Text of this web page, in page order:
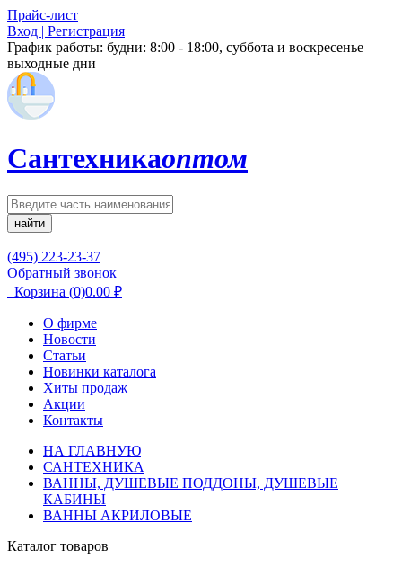
Прайс-лист
Вход | Регистрация
График работы: будни: 8:00 - 18:00, суббота и воскресенье
выходные дни
Сантехникаоптом
найти
(495) 223-23-37
Обратный звонок
Корзина (0)0.00 ₽
О фирме
Новости
Статьи
Новинки каталога
Хиты продаж
Акции
Контакты
НА ГЛАВНУЮ
САНТЕХНИКА
ВАННЫ, ДУШЕВЫЕ ПОДДОНЫ, ДУШЕВЫЕ
КАБИНЫ
ВАННЫ АКРИЛОВЫЕ
Каталог товаров